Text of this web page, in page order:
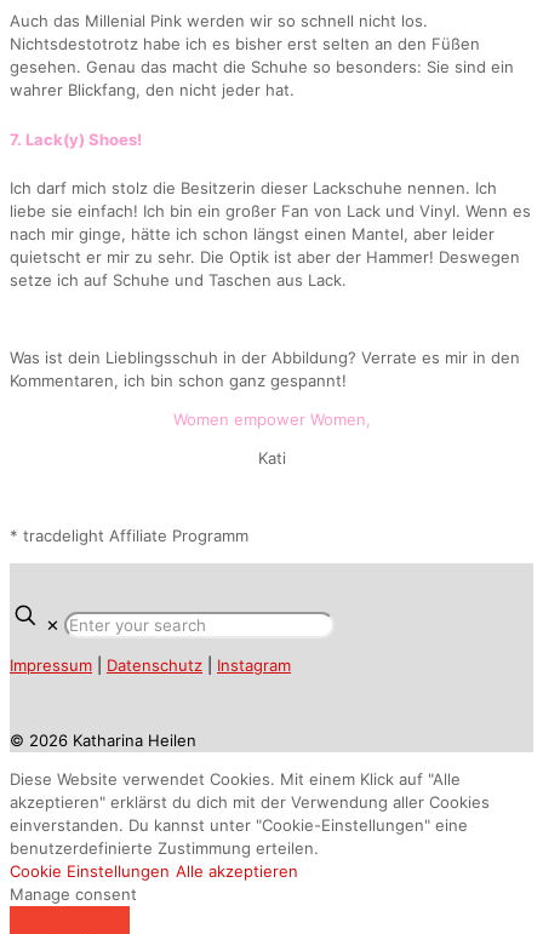
Auch das Millenial Pink werden wir so schnell nicht los.
Nichtsdestotrotz habe ich es bisher erst selten an den Füßen
gesehen. Genau das macht die Schuhe so besonders: Sie sind ein
wahrer Blickfang, den nicht jeder hat.
7. Lack(y) Shoes!
Ich darf mich stolz die Besitzerin dieser Lackschuhe nennen. Ich
liebe sie einfach! Ich bin ein großer Fan von Lack und Vinyl. Wenn es
nach mir ginge, hätte ich schon längst einen Mantel, aber leider
quietscht er mir zu sehr. Die Optik ist aber der Hammer! Deswegen
setze ich auf Schuhe und Taschen aus Lack.
Was ist dein Lieblingsschuh in der Abbildung? Verrate es mir in den
Kommentaren, ich bin schon ganz gespannt!
Women empower Women,
Kati
* tracdelight Affiliate Programm
✕
Impressum Datenschutz Instagram
© 2026 Katharina Heilen
Diese Website verwendet Cookies. Mit einem Klick auf "Alle
akzeptieren" erklärst du dich mit der Verwendung aller Cookies
einverstanden. Du kannst unter "Cookie-Einstellungen" eine
benutzerdefinierte Zustimmung erteilen.
Cookie Einstellungen Alle akzeptieren
Manage consent